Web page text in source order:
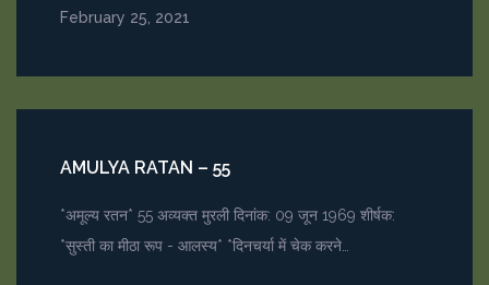
February 25, 2021
AMULYA RATAN – 55
*अमूल्य रतन* 55 अव्यक्त मुरली दिनांक: 09 जून 1969 शीर्षक:
*सुस्ती का मीठा रूप - आलस्य* *दिनचर्या में चेक करने…